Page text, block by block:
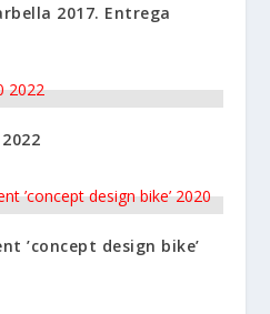
2017. Entrega
’concept design bike’